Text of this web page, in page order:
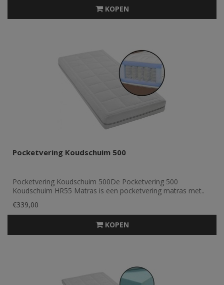
KOPEN
Pocketvering Koudschuim 500
Pocketvering Koudschuim 500De Pocketvering 500
Koudschuim HR55 Matras is een pocketvering matras met..
€339,00
KOPEN